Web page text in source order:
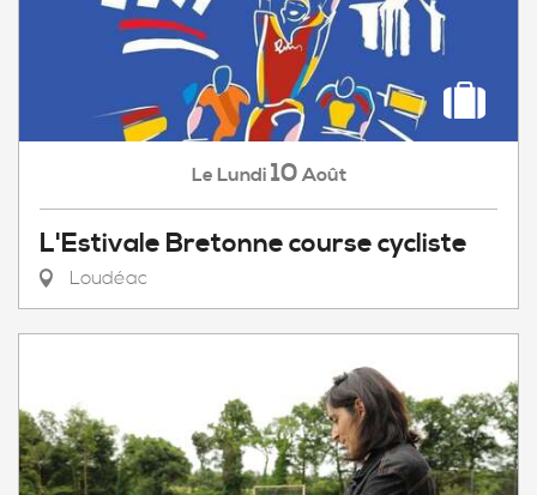
Le Lundi 10 Août
L'Estivale Bretonne course cycliste
Loudéac